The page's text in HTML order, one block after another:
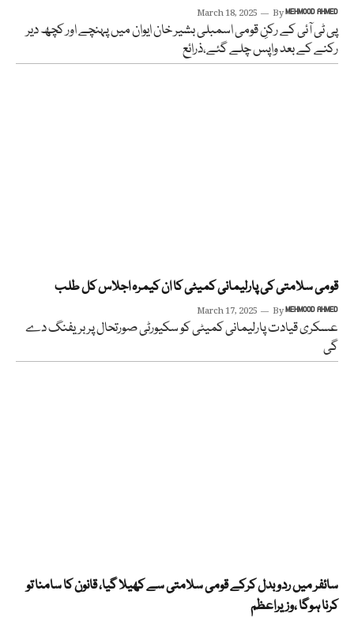
March 18, 2025 ByMEHMOOD AHMED
پی ٹی آئی کے رکنِ قومی اسمبلی بشیر خان ایوان میں پہنچے اور کچھ دیر
رکنے کے بعد واپس چلے گئے،ذرائع
قومی سلامتی کی پارلیمانی کمیٹی کا ان کیمرہ اجلاس کل طلب
March 17, 2025 ByMEHMOOD AHMED
عسکری قیادت پارلیمانی کمیٹی کو سکیورٹی صورتحال پر بریفنگ دے
گی
سائفر میں ردوبدل کرکے قومی سلامتی سے کھیلا گیا، قانون کا سامنا تو
کرنا ہوگا ،وزیراعظم